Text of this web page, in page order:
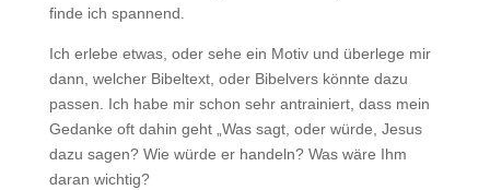
finde ich spannend.
Ich erlebe etwas, oder sehe ein Motiv und überlege mir
dann, welcher Bibeltext, oder Bibelvers könnte dazu
passen. Ich habe mir schon sehr antrainiert, dass mein
Gedanke oft dahin geht „Was sagt, oder würde, Jesus
dazu sagen? Wie würde er handeln? Was wäre Ihm
daran wichtig?